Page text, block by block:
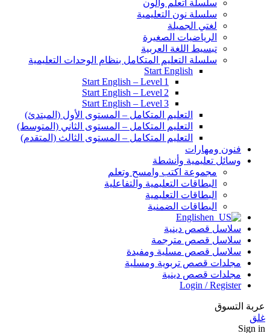
سلسلة أتعلم وألون
سلسلة نون التعليمية
لغتي الجميلة
الرياضيات الصغيرة
تبسيط اللغة العربية
سلسلة التعليم المتكامل بنظام الوحدات التعليمية
Start English
Start English – Level 1
Start English – Level 2
Start English – Level 3
التعليم المتكامل – المستوى الأول (المبتدئ)
التعليم المتكامل – المستوى الثاني (المتوسط)
التعليم المتكامل – المستوى الثالث (المتقدم)
فنون ومهارات
وسائل تعليمية وأنشطة
مجموعة اكتب وامسح وتعلم
البطاقات التعليمية والتفاعلية
البطاقات التعليمية
البطاقات الضمنية
English
سلاسل قصص دينية
سلاسل قصص مترجمة
سلاسل قصص مسلية ومفيدة
مجلدات قصص تربوية ومسلية
مجلدات قصص دينية
Login / Register
عربة التسوق
غلق
Sign in